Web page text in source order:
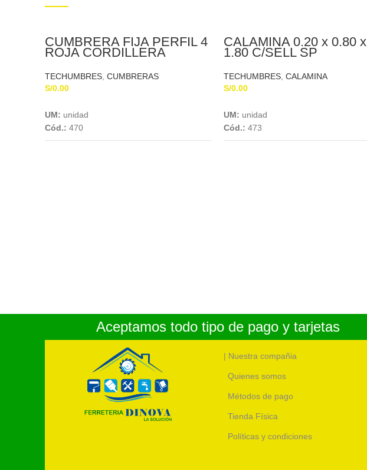
CUMBRERA FIJA PERFIL 4
ROJA CORDILLERA
TECHUMBRES CUMBRERAS
S/0.00
UM: unidad
Cód.: 470
CALAMINA 0.20 x 0.80 x
1.80 C/SELL SP
TECHUMBRES CALAMINA
S/0.00
UM: unidad
Cód.: 473
Aceptamos todo tipo de pago y tarjetas
| Nuestra compañia
Quienes somos
Métodos de pago
Tienda Física
Políticas y condiciones